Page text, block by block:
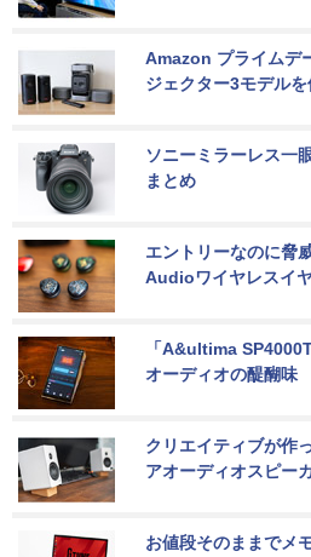
Amazon プライムデ
ジェクター3モデル
ソニーミラーレス一
まとめ
エントリーなのに脅
Audioワイヤレスイ
「A&ultima
オーディオの醍醐味
クリエイティブが作
アオーディオスピー
お値段そのままでメ